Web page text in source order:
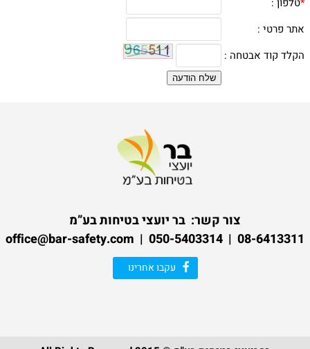
אתר פרטי :
הקלד קוד אבטחה :
שלח הודעה
צור קשר: בר יועצי בטיחות בע”מ
08-6413311 | 050-5403314 | office@bar-safety.com
עקבו אחרינו